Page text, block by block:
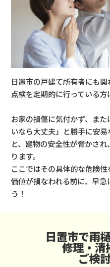
日置市の戸建て所有者にも
点検を定期的に行っている方
お家の損傷に気付かず、ま
いなら大丈夫」と勝手に安
と、建物の安全性が脅かさ
ります。
ここではその具体的な危険
価値が損なわれる前に、早
う！
日置市で雨
修理・清
ご検